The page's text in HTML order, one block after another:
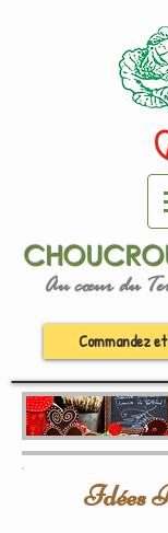
Au cœur du
Commandez
Idées